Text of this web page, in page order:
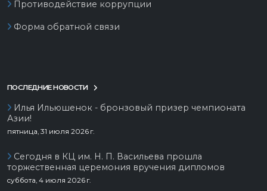
Противодействие коррупции
Форма обратной связи
ПОСЛЕДНИЕ НОВОСТИ
Илья Ильюшенок - бронзовый призер чемпионата
Азии!
пятница, 31 июля 2026 г.
Сегодня в КЦ им. Н. П. Васильева прошла
торжественная церемония вручения дипломов
суббота, 4 июля 2026 г.